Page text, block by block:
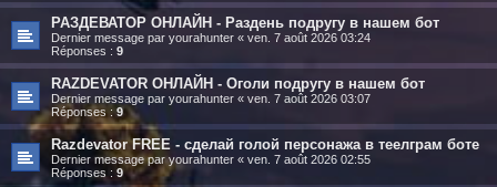
РАЗДЕВАТОР ОНЛАЙН - Раздень подругу в нашем бот
Dernier message par yourahunter « ven. 7 août 2026 03:24
Réponses : 9
RAZDEVATOR ОНЛАЙН - Оголи подругу в нашем бот
Dernier message par yourahunter « ven. 7 août 2026 03:07
Réponses : 9
Razdevator FREE - сделай голой персонажа в теелграм боте
Dernier message paryourahunter « ven. 7 août 2026 02:55
Réponses : 9